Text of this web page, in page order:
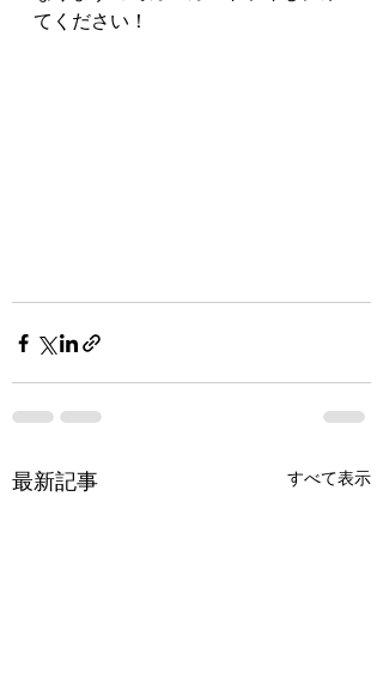
てください！
最新記事 すべて表示